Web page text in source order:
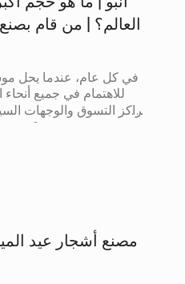
temáticos y
العالم؟ | من قام
في كل عام، عندما يحل
للاهتمام في جميع أنحاء
ومراكز التسوق والوجهات
لأن الشجرة الأكبر حجماً:
تأثيراً أكبر على وسائل
تجارية أكبر عندما تتنافس